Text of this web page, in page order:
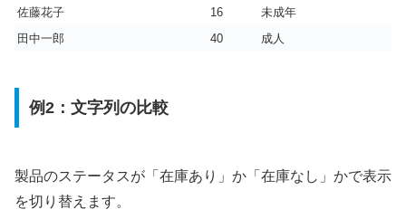
佐藤花子
16
未成年
田中一郎
40 成人
例2：文字列の比較
製品のステータスが「在庫あり」か「在庫なし」かで表示
を切り替えます。